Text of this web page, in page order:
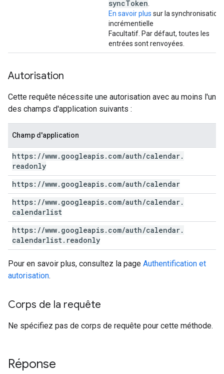
syncToken
En savoir plus sur la synchronisation
incrémentielle
Facultatif. Par défaut, toutes les
entrées sont renvoyées.
Autorisation
Cette requête nécessite une autorisation avec au moins l'un
des champs d'application suivants :
Champ d'application
https: //www. googleapis. com/auth/calendar.
readonly
https: //www. googleapis. com/auth/calendar
https: //www. googleapis. com/auth/calendar.
calendarlist
https: //www. googleapis. com/auth/calendar.
calendarlist. readonly
Pour en savoir plus, consultez la page Authentification et
autorisation.
Corps de la requête
Ne spécifiez pas de corps de requête pour cette méthode.
Réponse